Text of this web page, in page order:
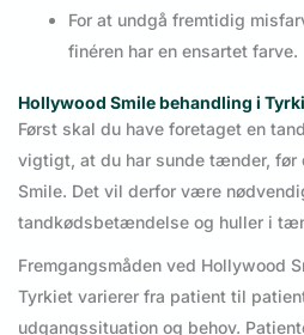
For at undgå fremtidig
finéren har en ensartet farve.
Hollywood Smile behandling i
Først skal du have foretaget en
vigtigt, at du har sunde tænder, før
Smile. Det vil derfor være
tandkødsbetændelse og huller i
Fremgangsmåden ved Hollywood
Tyrkiet varierer fra patient til
udgangssituation og behov.